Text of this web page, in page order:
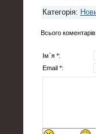
Категорія:
Всього коментарів
Ім`я *:
Email *: